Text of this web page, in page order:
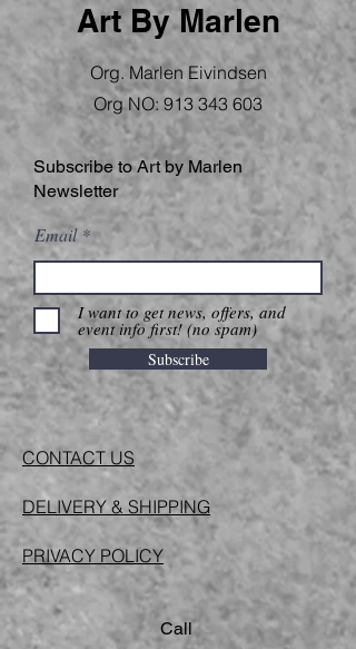
Art By Marlen
Subscribe to Art by Marlen
Newsletter
Email
I want to get news, offers, and
event info first! (no spam)
Org. Marlen Eivindsen
Org NO: 913 343 603
Subscribe
CONTACT US
DELIVERY & SHIPPING
PRIVACY POLICY
Call